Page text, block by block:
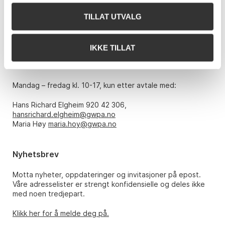
TILLAT UTVALG
IKKE TILLAT
0151 Oslo
E-post:post@gwpa.no
Åpningstider
Mandag – fredag kl. 10-17, kun etter avtale med:
Hans Richard Elgheim 920 42 306,
hansrichard.elgheim@gwpa.no
Maria Høy maria.hoy@gwpa.no
Nyhetsbrev
Motta nyheter, oppdateringer og invitasjoner på epost.
Våre adresselister er strengt konfidensielle og deles ikke
med noen tredjepart.
Klikk her for å melde deg på.